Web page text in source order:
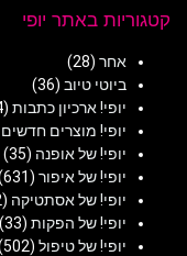
קטגוריות באתר יופי
אחר (28)
ביוטי טיוב (36)
יופי! ארכיון כתבות (954)
יופי! מוצרים חדשים
יופי! של אופנה (35)
יופי! של איפור (631)
יופי! של אסתטיקה (502)
יופי! של הפקות (33)
יופי! של טיפול (502)